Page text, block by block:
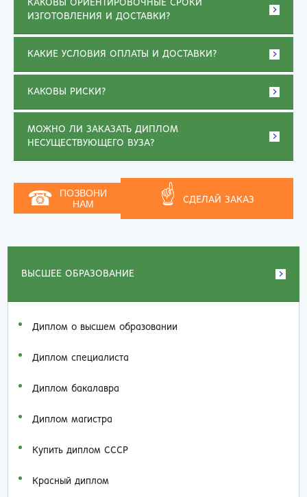
ВЫСШЕЕ ОБРАЗОВАНИЕ
Диплом о высшем образовании
Диплом специалиста
Диплом бакалавра
Диплом магистра
Купить диплом СССР
Красный диплом
КАКОВЫ ОРИЕНТИРОВОЧНЫЕ СРОКИ
ИЗГОТОВЛЕНИЯ И ДОСТАВКИ?
КАКИЕ УСЛОВИЯ ОПЛАТЫ И ДОСТАВКИ?
КАКОВЫ РИСКИ?
МОЖНО ЛИ ЗАКАЗАТЬ ДИПЛОМ
НЕСУЩЕСТВУЮЩЕГО ВУЗА?
☎
ПОЗВОНИ
НАМ
☝ СДЕЛАЙ ЗАКАЗ